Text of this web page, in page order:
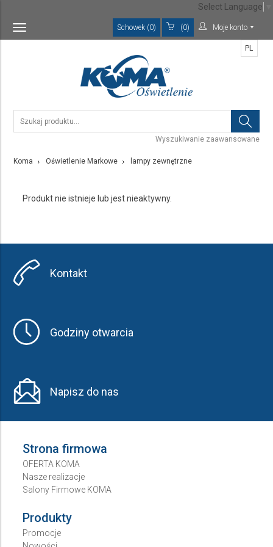
Toggle
navigation
Schowek (0) (0) Moje konto
Wyszukiwanie zaawansowane
PL
Koma Oświetlenie Markowe lampy zewnętrzne
Produkt nie istnieje lub jest nieaktywny.
Kontakt
Godziny otwarcia
Napisz do nas
Strona firmowa
OFERTA KOMA
Nasze realizacje
Salony Firmowe KOMA
Produkty
Promocje
Select Language